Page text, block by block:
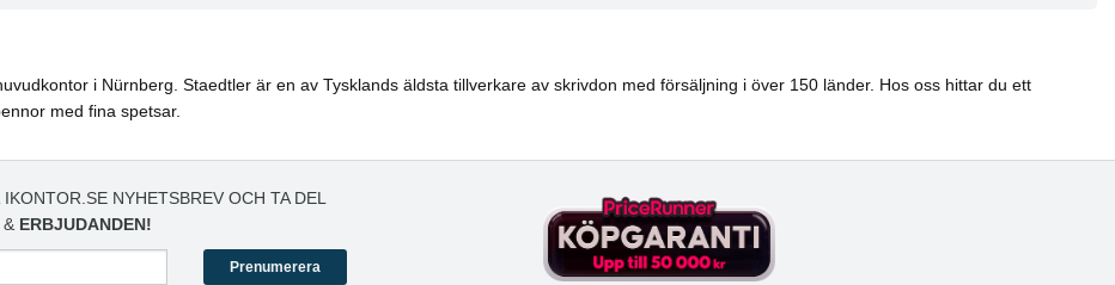
i Nürnberg. Staedtler är en av Tysklands äldsta tillverkare av skrivdon med försäljning i över 150 länder. Hos oss hittar du ett
med fina spetsar.
NYHETSBREV OCH TA DEL
& ERBJUDANDEN!
Prenumerera